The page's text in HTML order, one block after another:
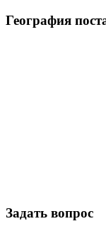
География
Задать вопрос